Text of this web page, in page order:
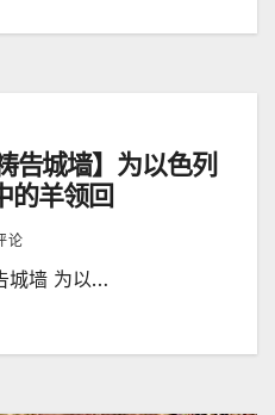
城墙】为以色列
的羊领回
论
城墙 为以…